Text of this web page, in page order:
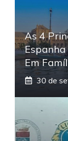
As 4
Espanha
Em
30 de